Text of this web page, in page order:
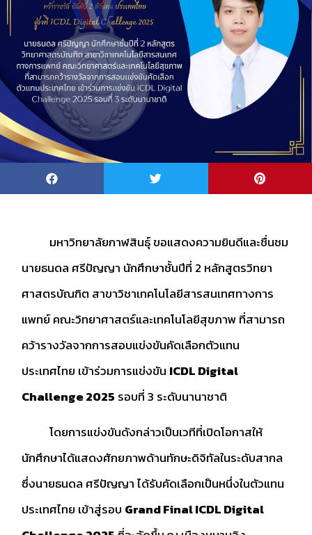
มหาวิทยาลัยกาฬสินธุ์ ขอแสดงความยินดีและชื่นชม
นายธนดล ศรีปัญญา นักศึกษาชั้นปีที่ 2 หลักสูตรวิทยา
ศาสตรบัณฑิต สาขาวิชาเทคโนโลยีสารสนเทศทางการ
แพทย์ คณะวิทยาศาสตร์และเทคโนโลยีสุขภาพ ที่สามารถ
คว้ารางวัลจากการสอบแข่งขันคัดเลือกตัวแทน
ประเทศไทย เข้าร่วมการแข่งขัน ICDL Digital
Challenge 2025 รอบที่ 3 ระดับนานาชาติ
โดยการแข่งขันดังกล่าวเป็นเวทีที่เปิดโอกาสให้
นักศึกษาได้แสดงศักยภาพด้านทักษะดิจิทัลในระดับสากล
ซึ่งนายธนดล ศรีปัญญา ได้รับคัดเลือกเป็นหนึ่งในตัวแทน
ประเทศไทย เข้าสู่รอบ Grand Final ICDL Digital